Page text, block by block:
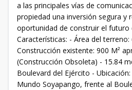
a las principales vías de
propiedad una inversión segura y
oportunidad de construir el futuro
Características: - Área del terreno:
Construcción existente: 900 M²
(Construcción Obsoleta) - 15.84
Boulevard del Ejército -
Mundo Soyapango, frente al